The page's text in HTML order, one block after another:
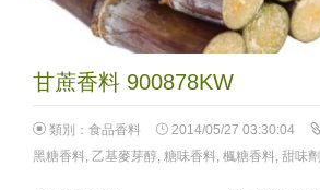
甘蔗香料 900878KW
類別： 食品香料 2014/05/27 03:30:04
黑糖香料, 乙基麥芽醇, 糖味香料, 楓糖香料, 甜味劑